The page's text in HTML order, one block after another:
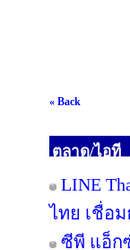
« Back
ตลาด/ไอที
LINE
ไทย เชื่อ
ซีพี แอ็ก